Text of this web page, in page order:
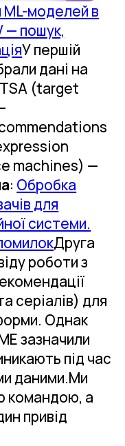
ML-моделей в
— пошук,
У першій
дані на
(target
machines) —
: Обробка
для
системи.
Друга
роботи з
серіалів) для
Однак
зазначили
під час
даними.Ми
командою, а
привід